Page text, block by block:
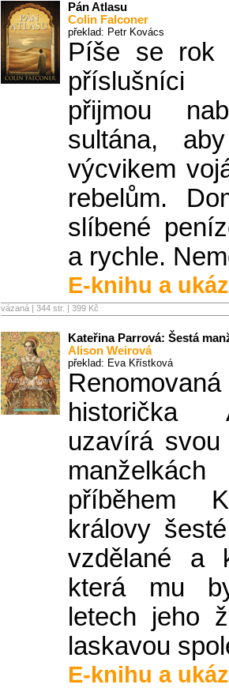
Pán Atlasu
Colin Falconer
překlad: Petr Kovács
Píše se rok
příslušníci
přijmou
sultána,
výcvikem
rebelům.
slíbené
a rychle.
E-knihu a
vázaná | 344 str. | 399 Kč
Kateřina Parrová: Šestá
Alison Weirová
překlad: Eva Křístková
historička
uzavírá
příběhem
královy
vzdělané a
která mu
letech jeho
laskavou
E-knihu a